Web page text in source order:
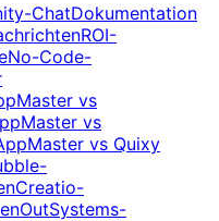
ChatDokumentation
ROI-
No-Code-
vs
vs
vs Quixy
Creatio-
OutSystems-